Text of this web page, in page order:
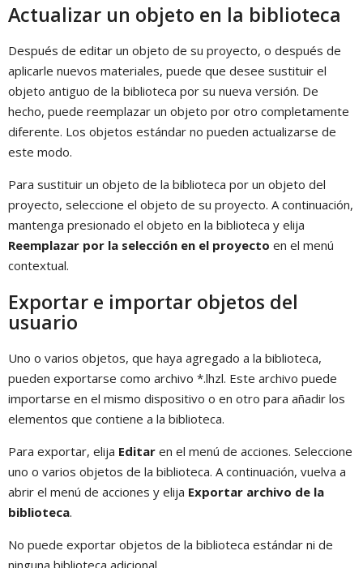
Actualizar un objeto en la biblioteca
Después de editar un objeto de su proyecto, o después de
aplicarle nuevos materiales, puede que desee sustituir el
objeto antiguo de la biblioteca por su nueva versión. De
hecho, puede reemplazar un objeto por otro completamente
diferente. Los objetos estándar no pueden actualizarse de
este modo.
Para sustituir un objeto de la biblioteca por un objeto del
proyecto, seleccione el objeto de su proyecto. A continuación,
mantenga presionado el objeto en la biblioteca y elija
Reemplazar por la selección en el proyecto en el menú
contextual.
Exportar e importar objetos del
usuario
Uno o varios objetos, que haya agregado a la biblioteca,
pueden exportarse como archivo *.lhzl. Este archivo puede
importarse en el mismo dispositivo o en otro para añadir los
elementos que contiene a la biblioteca.
Para exportar, elija Editar en el menú de acciones. Seleccione
uno o varios objetos de la biblioteca. A continuación, vuelva a
abrir el menú de acciones y elija Exportar archivo de la
biblioteca.
No puede exportar objetos de la biblioteca estándar ni de